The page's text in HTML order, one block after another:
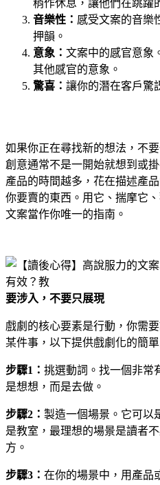
稍作休息，讓他們在跳躍
音樂性： 感受文案的音樂
押韻。
意象： 文案中的感官意象
其他感官的意象。
驚喜： 讓你的潛在客戶驚
如果你正在尋找新的想法，不
創意通常不是一開始就想到或
產品的時間越多，花在描述產
你要賣的東西。用它、揣摩它
文案當作你唯一的指南。
要涉入，不要只展現
戲劇的核心要素是行動，你需
某件事，以下提供戲劇化的簡單
步驟1： 挑選動詞。找一個非常
是想想，而是去做。
​​​​​​​步驟2： 製造一個場景。它可以
是教室，最理想的場景是讀者
方。
​​​​​​​步驟3： 在你的場景中，用產品